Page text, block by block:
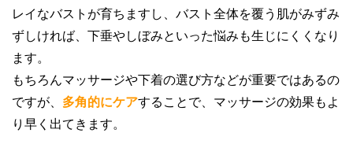
レイなバストが育ちますし、バスト全体を覆う肌がみずみ
ずしければ、下垂やしぼみといった悩みも生じにくくなり
ます。
もちろんマッサージや下着の選び方などが重要ではあるの
ですが、 多角的にケアすることで、マッサージの効果もよ
り早く出てきます。